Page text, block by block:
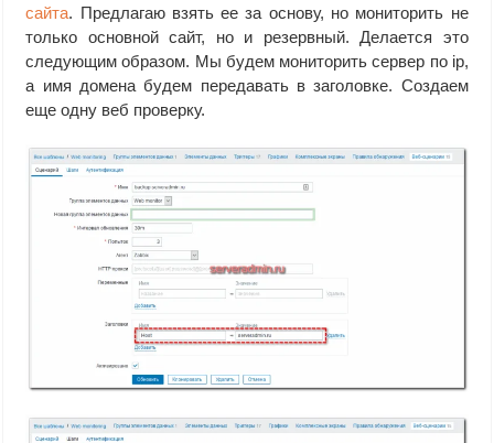
сайта. Предлагаю взять ее за основу, но мониторить не
только основной сайт, но и резервный. Делается это
следующим образом. Мы будем мониторить сервер по ip,
а имя домена будем передавать в заголовке. Создаем
еще одну веб проверку.